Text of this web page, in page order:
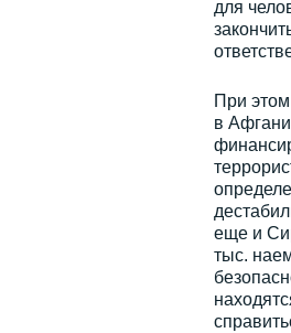
для
При
в
еще и
тыс.